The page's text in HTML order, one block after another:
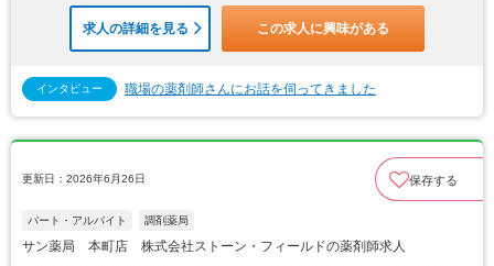
求人の詳細を見る この求人に興味がある
インタビュー 職場の薬剤師さんにお話を伺ってきました
更新日：2026年6月26日 保存する
パート・アルバイト 調剤薬局
サン薬局 本町店 株式会社ストーン・フィールドの薬剤師求人